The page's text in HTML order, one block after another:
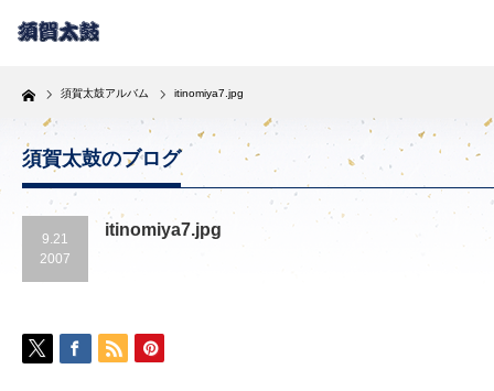
Home 須賀太鼓アルバム itinomiya7.jpg
須賀太鼓のブログ
9.21
2007
itinomiya7.jpg